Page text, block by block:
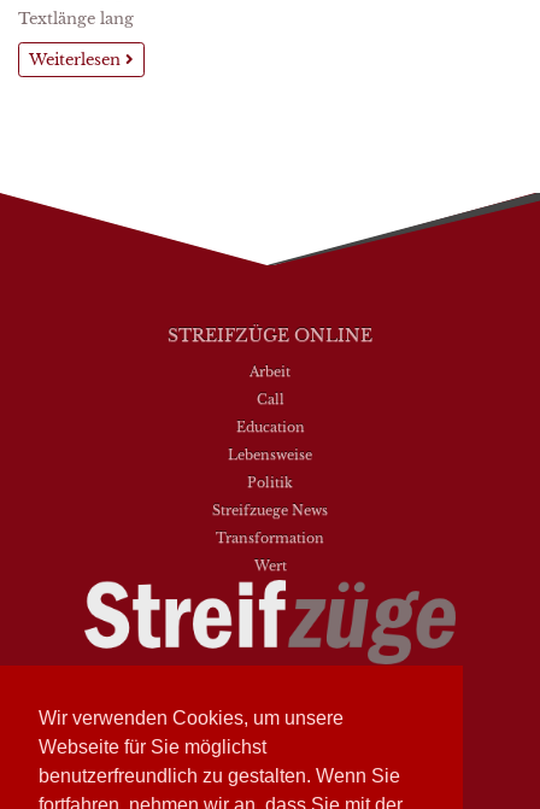
Wir verwenden Cookies, um unsere
Webseite für Sie möglichst
benutzerfreundlich zu gestalten. Wenn Sie
Textlänge lang
Weiterlesen
STREIFZÜGE ONLINE
Arbeit
Call
Education
Lebensweise
Politik
Streifzuege News
Transformation
Wert
NEUESTE BEITRÄGE